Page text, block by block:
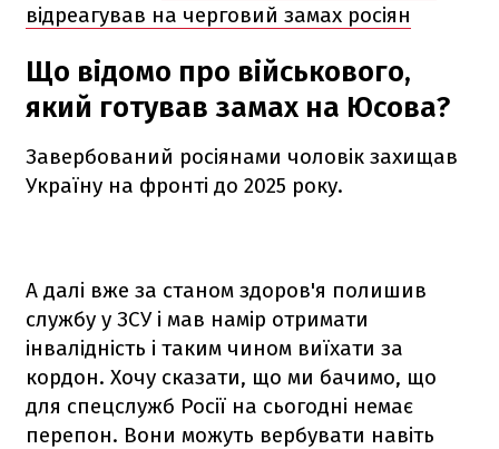
відреагував на черговий замах росіян
Що відомо про військового,
який готував замах на Юсова?
Завербований росіянами чоловік захищав
Україну на фронті до 2025 року.
А далі вже за станом здоров'я полишив
службу у ЗСУ і мав намір отримати
інвалідність і таким чином виїхати за
кордон. Хочу сказати, що ми бачимо, що
для спецслужб Росії на сьогодні немає
перепон. Вони можуть вербувати навіть